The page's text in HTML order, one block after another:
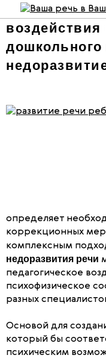
Методика
воздействия
определяет
коррекционных
комплексным
недоразвития речи
педагогическое
психофизическое
разных
Основой для
который бы
психическим